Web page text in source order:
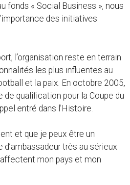
fonds « Social Business », nous
des initiatives
l’organisation reste en terrain
les plus influentes au
et la paix. En octobre 2005,
qualification pour la Coupe du
entré dans l’Histoire.
et que je peux être un
très au sérieux
affectent mon pays et mon